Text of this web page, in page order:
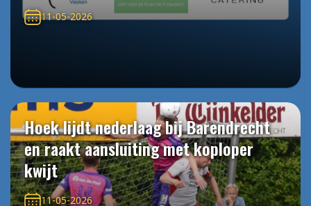
11-05-2026
Hoek lijdt nederlaag bij Barendrecht
en raakt aansluiting met koploper
kwijt
11-05-2026